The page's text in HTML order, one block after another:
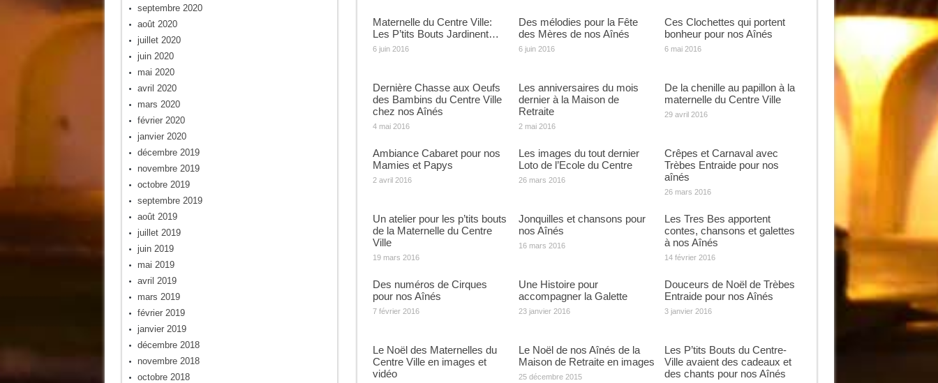
Maternelle du Centre Ville:
Les P’tits Bouts Jardinent…
6 juin 2016
Des mélodies pour la Fête
des Mères de nos Aînés
6 juin 2016
Ces Clochettes qui portent
bonheur pour nos Aînés
6 mai 2016
Dernière Chasse aux Oeufs
des Bambins du Centre Ville
chez nos Aînés
4 mai 2016
Les anniversaires du mois
dernier à la Maison de
Retraite
2 mai 2016
De la chenille au papillon à la
maternelle du Centre Ville
29 avril 2016
Ambiance Cabaret pour nos
Mamies et Papys
2 avril 2016
Les images du tout dernier
Loto de l’Ecole du Centre
26 mars 2016
Crêpes et Carnaval avec
Trèbes Entraide pour nos
aînés
26 mars 2016
Un atelier pour les p’tits bouts
de la Maternelle du Centre
Ville
19 mars 2016
Jonquilles et chansons pour
nos Aînés
16 mars 2016
Les Tres Bes apportent
contes, chansons et galettes
à nos Aînés
14 février 2016
Des numéros de Cirques
pour nos Aînés
7 février 2016
Une Histoire pour
accompagner la Galette
23 janvier 2016
Douceurs de Noël de Trèbes
Entraide pour nos Aînés
3 janvier 2016
Le Noël des Maternelles du
Centre Ville en images et
vidéo
Le Noël de nos Aînés de la
Maison de Retraite en images
25 décembre 2015
Les P’tits Bouts du Centre-
Ville avaient des cadeaux et
des chants pour nos Aînés
septembre 2020
août 2020
juillet 2020
juin 2020
mai 2020
avril 2020
mars 2020
février 2020
janvier 2020
décembre 2019
novembre 2019
octobre 2019
septembre 2019
août 2019
juillet 2019
juin 2019
mai 2019
avril 2019
mars 2019
février 2019
janvier 2019
décembre 2018
novembre 2018
octobre 2018